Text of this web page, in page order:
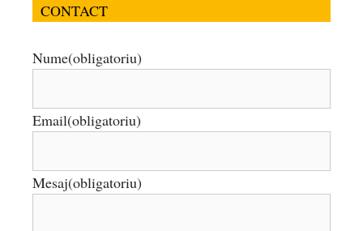
CONTACT
Nume(obligatoriu)
Email(obligatoriu)
Mesaj(obligatoriu)